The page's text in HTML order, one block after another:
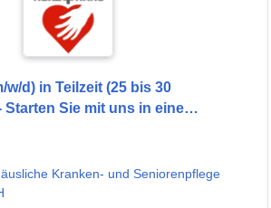
w/d) in Teilzeit (25 bis 30
Starten Sie mit uns in eine
Kranken- und Seniorenpflege